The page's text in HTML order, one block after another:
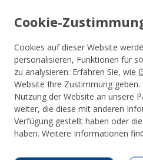
Cookie-
Cookies auf dieser Website
personalisieren, Funktionen für
zu analysieren. Erfahren Sie, wie
Website Ihre Zustimmung
Nutzung der Website an unsere
weiter, die diese mit anderen
Verfügung gestellt haben oder
haben. Weitere Informationen